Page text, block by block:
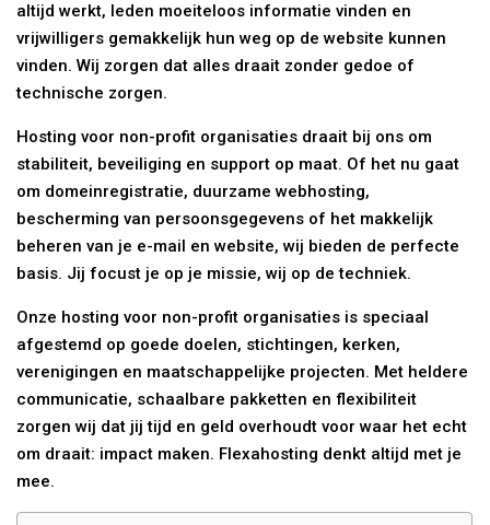
altijd werkt, leden moeiteloos informatie vinden en
vrijwilligers gemakkelijk hun weg op de website kunnen
vinden. Wij zorgen dat alles draait zonder gedoe of
technische zorgen.
Hosting voor non-profit organisaties draait bij ons om
stabiliteit, beveiliging en support op maat. Of het nu gaat
om domeinregistratie, duurzame webhosting,
bescherming van persoonsgegevens of het makkelijk
beheren van je e-mail en website, wij bieden de perfecte
basis. Jij focust je op je missie, wij op de techniek.
Onze hosting voor non-profit organisaties is speciaal
afgestemd op goede doelen, stichtingen, kerken,
verenigingen en maatschappelijke projecten. Met heldere
communicatie, schaalbare pakketten en flexibiliteit
zorgen wij dat jij tijd en geld overhoudt voor waar het echt
om draait: impact maken. Flexahosting denkt altijd met je
mee.